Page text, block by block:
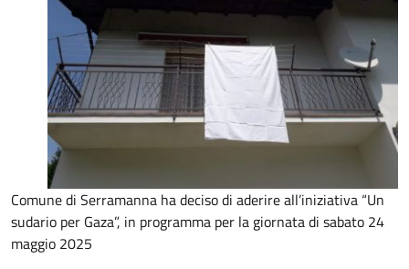
Comune di Serramanna ha deciso di aderire all’iniziativa “Un
sudario per Gaza”, in programma per la giornata di sabato 24
maggio 2025